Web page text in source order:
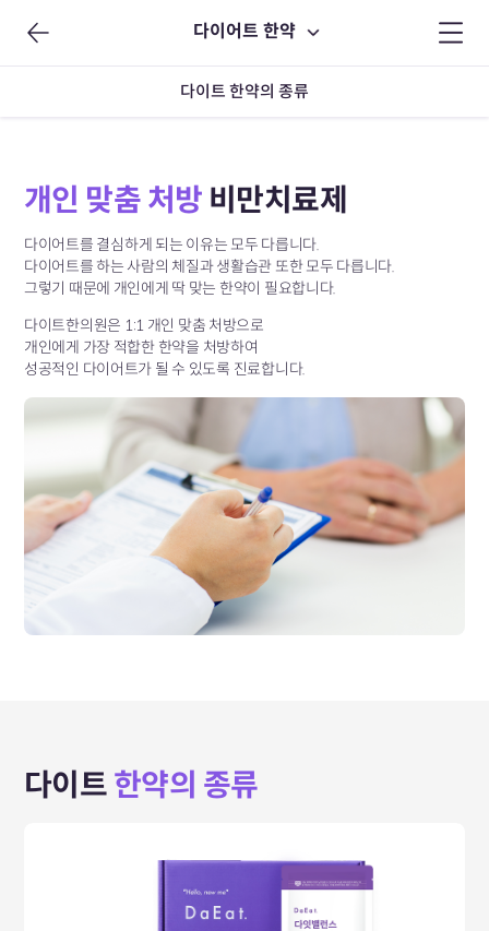
다이어트 한약
다이트 한약의 종류
개인 맞춤 처방 비만치료제
다이어트를 결심하게 되는 이유는 모두 다릅니다.
다이어트를 하는 사람의 체질과 생활습관 또한 모두 다릅니다.
그렇기 때문에 개인에게 딱 맞는 한약이 필요합니다.
다이트한의원은 1:1 개인 맞춤 처방으로
개인에게 가장 적합한 한약을 처방하여
성공적인 다이어트가 될 수 있도록 진료합니다.
다이트 한약의 종류